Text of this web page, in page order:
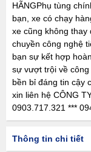
HÃNGPhụ tùng
bạn, xe có chạy
xe cũng không thay
chuyền công nghệ
bạn sự kết hợp
sự vượt trội về
bền bỉ đáng tin cậy
xin liên hệ CÔNG
0903.717.321 ***
Thông tin chi tiết